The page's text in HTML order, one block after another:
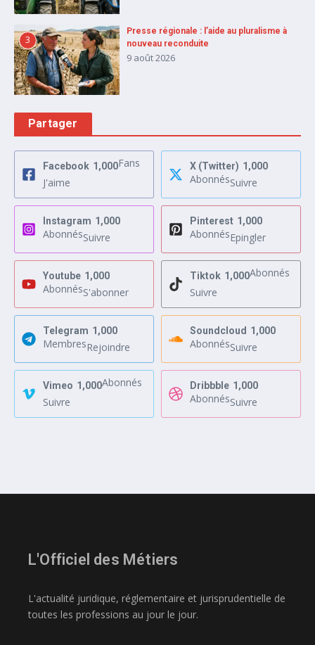
3
Presse régionale : l’aide au pluralisme à
nouveau reconduite
9 août 2026
Partager
Facebook 1,000Fans
J'aime
X (Twitter) 1,000
AbonnésSuivre
Instagram 1,000
AbonnésSuivre
Pinterest 1,000
AbonnésEpingler
Youtube 1,000
AbonnésS'abonner
Tiktok 1,000Abonnés
Suivre
Telegram 1,000
MembresRejoindre
Soundcloud 1,000
AbonnésSuivre
Vimeo 1,000Abonnés
Suivre
Dribbble 1,000
AbonnésSuivre
L'Officiel des Métiers
L'actualité juridique, réglementaire et jurisprudentielle de
toutes les professions au jour le jour.